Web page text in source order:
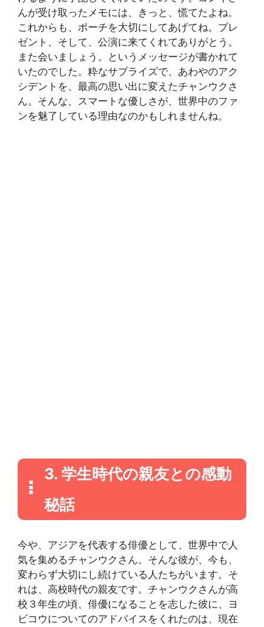
んが受け取ったメモには、きっと、慌てたよね。
これからも、ポーチを大切にしてあげてね。プレ
ゼント、そして、公演に来てくれてありがとう。
また会いましょう。というメッセージが書かれて
いたのでした。粋なサプライズで、あわやのアク
シデントを、最高の思い出に変えたチャンウクさ
ん。そんな、スマートな優しさが、世界中のファ
ンを魅了している理由なのかもしれませんね。
3. 学生時代の親友との感動
秘話
今や、アジアを代表する俳優として、世界中で人
気を集めるチャンウクさん。そんな彼が、今も、
変わらず大切にし続けている人たちがいます。そ
れは、高校時代の親友です。チャンウクさんが高
校３年生の頃、俳優になることを志した彼に、ヨ
ビコウについてのアドバイスをくれたのは、現在